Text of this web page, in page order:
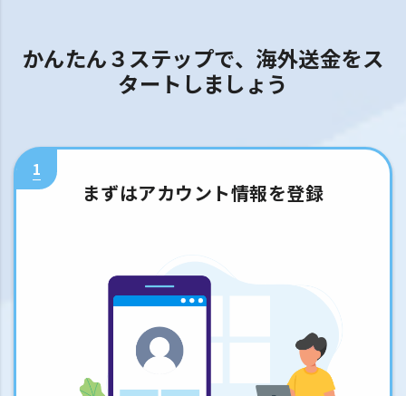
かんたん３ステップで、海外送金をス
タートしましょう
1
まずはアカウント情報を登録